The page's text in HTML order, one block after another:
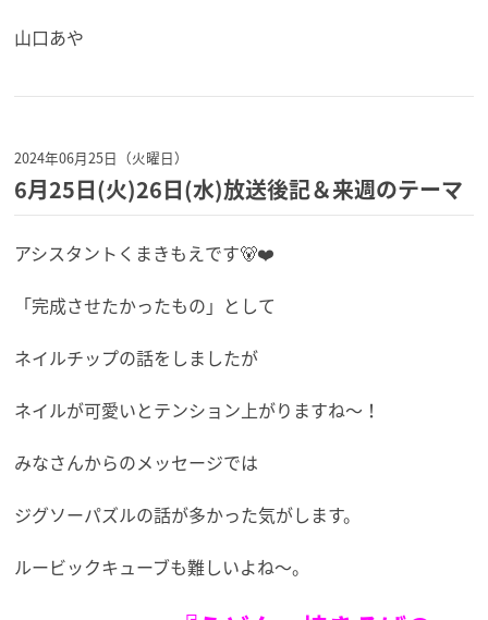
山口あや
2024年06月25日（火曜日）
6月25日(火)26日(水)放送後記＆来週のテーマ
アシスタントくまきもえです🐻❤️
「完成させたかったもの」として
ネイルチップの話をしましたが
ネイルが可愛いとテンション上がりますね〜！
みなさんからのメッセージでは
ジグソーパズルの話が多かった気がします。
ルービックキューブも難しいよね〜。